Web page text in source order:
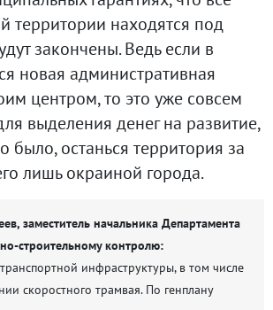
территории находятся под
закончены. Ведь если в
новая административная
центром, то это уже совсем
выделения денег на развитие,
было, останься территория за
лишь окраиной города.
заместитель начальника Департамента
строительному контролю:
инфраструктуры, в том числе
скоростного трамвая. По генплану